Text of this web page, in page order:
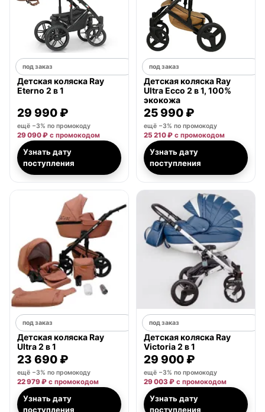
под заказ
Детская коляска Ray
Eterno 2 в 1
29 990 ₽
ещё −3% по промокоду
29 090 ₽ с промокодом
Узнать дату
поступления
под заказ
Детская коляска Ray
Ultra Ecco 2 в 1, 100%
экокожа
25 990 ₽
ещё −3% по промокоду
25 210 ₽ с промокодом
Узнать дату
поступления
под заказ
Детская коляска Ray
Ultra 2 в 1
23 690 ₽
ещё −3% по промокоду
22 979 ₽ с промокодом
Узнать дату
поступления
под заказ
Детская коляска Ray
Victoria 2 в 1
29 900 ₽
ещё −3% по промокоду
29 003 ₽ с промокодом
Узнать дату
поступления